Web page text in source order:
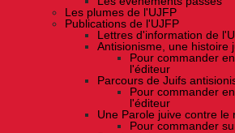
Les plumes de l'UJFP
Publications de l'UJFP
Lettres d'information de
Antisionisme, une histoire
Pour commander
l'éditeur
Parcours de Juifs
Pour commander
l'éditeur
Une Parole juive contre le
Pour commander